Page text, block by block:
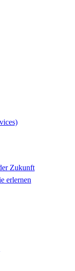
Zukunft
erlernen